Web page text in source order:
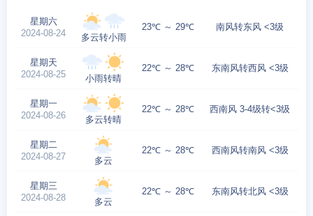
星期六
2024-08-24
多云转小雨
23℃ ～ 29℃ 南风转东风 <3级
星期天
2024-08-25
小雨转晴
22℃ ～ 28℃ 东南风转西风 <3级
星期一
2024-08-26
多云转晴
22℃ ～ 28℃ 西南风 3-4级转<3级
星期二
2024-08-27
多云
22℃ ～ 28℃ 西南风转南风 <3级
星期三
2024-08-28
多云
22℃ ～ 28℃ 东南风转北风 <3级